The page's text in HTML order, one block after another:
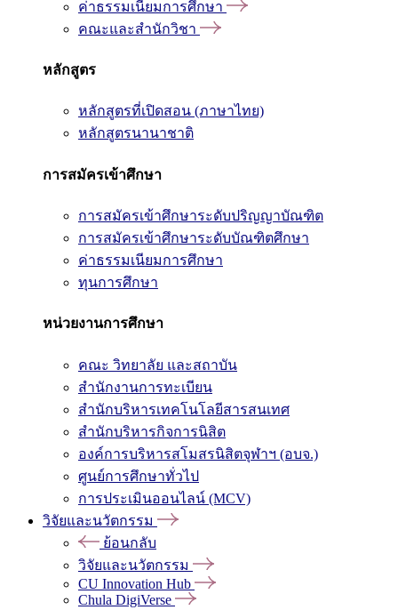
ค่าธรรมเนียมการศึกษา
คณะและสำนักวิชา
หลักสูตร
หลักสูตรที่เปิดสอน (ภาษาไทย)
หลักสูตรนานาชาติ
การสมัครเข้าศึกษา
การสมัครเข้าศึกษาระดับปริญญาบัณฑิต
การสมัครเข้าศึกษาระดับบัณฑิตศึกษา
ค่าธรรมเนียมการศึกษา
ทุนการศึกษา
หน่วยงานการศึกษา
คณะ วิทยาลัย และสถาบัน
สำนักงานการทะเบียน
สำนักบริหารเทคโนโลยีสารสนเทศ
สำนักบริหารกิจการนิสิต
องค์การบริหารสโมสรนิสิตจุฬาฯ (อบจ.)
ศูนย์การศึกษาทั่วไป
การประเมินออนไลน์ (MCV)
วิจัยและนวัตกรรม
ย้อนกลับ
วิจัยและนวัตกรรม
CU Innovation Hub
Chula DigiVerse